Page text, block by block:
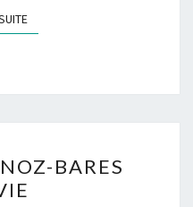
LIRE LA SUITE
BARES